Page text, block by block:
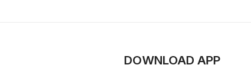
DOWNLOAD APP